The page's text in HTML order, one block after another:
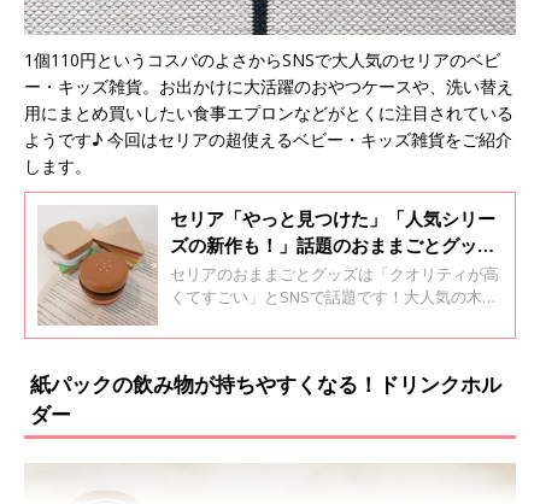
1個110円というコスパのよさからSNSで大人気のセリアのベビ
ー・キッズ雑貨。お出かけに大活躍のおやつケースや、洗い替え
用にまとめ買いしたい食事エプロンなどがとくに注目されている
ようです♪ 今回はセリアの超使えるベビー・キッズ雑貨をご紹介
します。
セリア「やっと見つけた」「人気シリー
ズの新作も！」話題のおままごとグッズ
5選
セリアのおままごとグッズは「クオリティが高
くてすごい」とSNSで話題です！大人気の木製
とが楽しめる食材のおもちゃなど気になるアイ
おままごとグッズをご紹介します。
紙パックの飲み物が持ちやすくなる！ドリンクホル
ダー